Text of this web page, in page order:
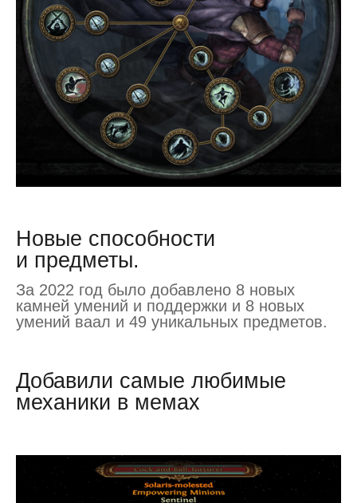
Новые способности
и предметы.
За 2022 год было добавлено 8 новых
камней умений и поддержки и 8 новых
умений ваал и 49 уникальных предметов.
Добавили самые любимые
механики в мемах